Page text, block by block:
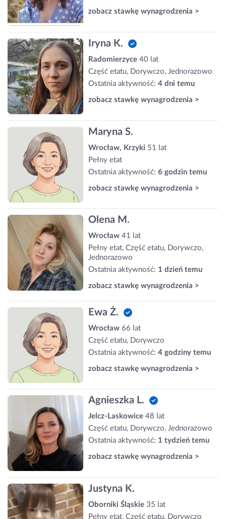
zobacz stawkę wynagrodzenia >
Iryna K.
Radomierzyce 40 lat
Część etatu, Dorywczo, Jednorazowo
Ostatnia aktywność: 4 dni temu
zobacz stawkę wynagrodzenia >
Maryna S.
Wrocław, Krzyki 51 lat
Pełny etat
Ostatnia aktywność: 6 godzin temu
zobacz stawkę wynagrodzenia >
Olena M.
Wrocław 41 lat
Pełny etat, Część etatu, Dorywczo,
Jednorazowo
Ostatnia aktywność: 1 dzień temu
zobacz stawkę wynagrodzenia >
Ewa Ż.
Wrocław 66 lat
Część etatu, Dorywczo
Ostatnia aktywność: 4 godziny temu
zobacz stawkę wynagrodzenia >
Agnieszka L.
Jelcz-Laskowice 48 lat
Część etatu, Dorywczo, Jednorazowo
Ostatnia aktywność: 1 tydzień temu
zobacz stawkę wynagrodzenia >
Justyna K.
Oborniki Śląskie 35 lat
Pełny etat, Część etatu, Dorywczo